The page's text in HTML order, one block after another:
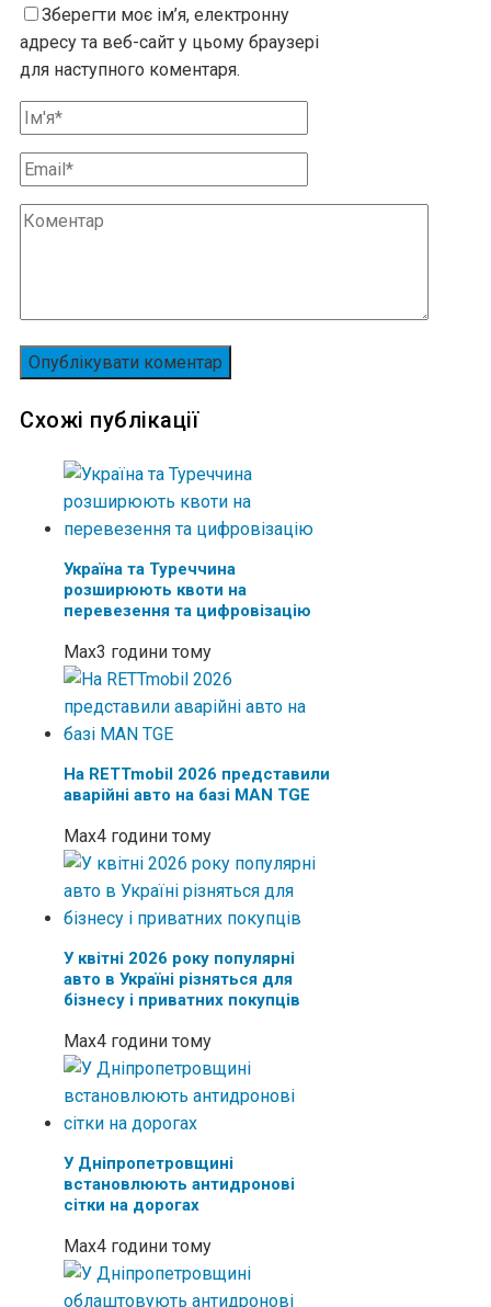
Зберегти моє ім’я, електронну
адресу та веб-сайт у цьому браузері
для наступного коментаря.
Схожі публікації
Україна та Туреччина
розширюють квоти на
перевезення та цифровізацію
Max3 години тому
На RETTmobil 2026 представили
аварійні авто на базі MAN TGE
Max4 години тому
У квітні 2026 року популярні
авто в Україні різняться для
бізнесу і приватних покупців
Max4 години тому
У Дніпропетровщині
встановлюють антидронові
сітки на дорогах
Max4 години тому